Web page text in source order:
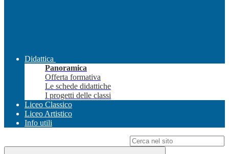
Didattica
Panoramica
Offerta formativa
Le schede didattiche
I progetti delle classi
Liceo Classico
Liceo Artistico
Info utili